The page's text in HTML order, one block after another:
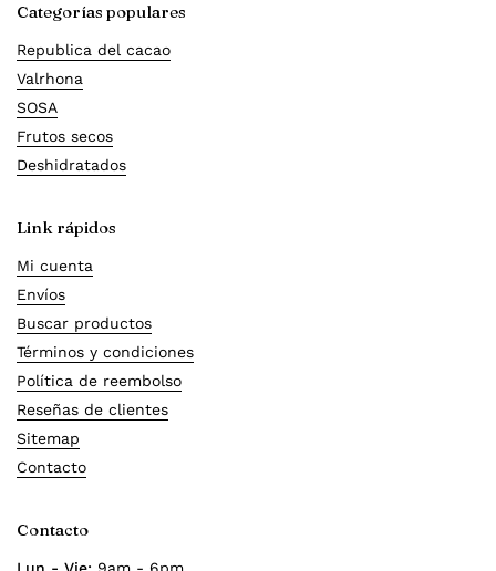
Categorías populares
Republica del cacao
Valrhona
SOSA
Frutos secos
Deshidratados
Link rápidos
Mi cuenta
Envíos
Buscar productos
Términos y condiciones
Política de reembolso
Reseñas de clientes
Sitemap
Contacto
Contacto